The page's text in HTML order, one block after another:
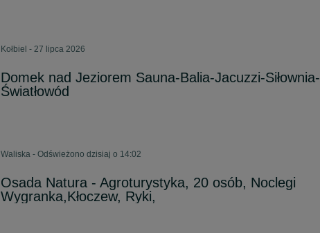
Kołbiel - 27 lipca 2026
Domek nad Jeziorem Sauna-Balia-Jacuzzi-Siłownia-
Światłowód
Waliska - Odświeżono dzisiaj o 14:02
Osada Natura - Agroturystyka, 20 osób, Noclegi
Wygranka,Kłoczew, Ryki,